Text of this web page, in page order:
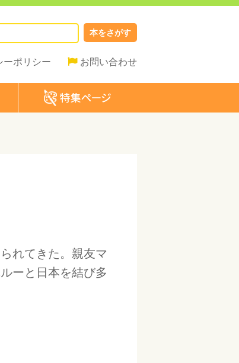
本をさがす
ーポリシー お問い合わせ
れてきた。親友マ
ーと日本を結び多